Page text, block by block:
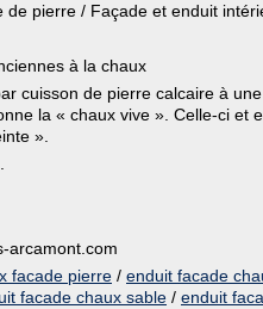
de pierre / Façade et enduit
à la chaux
cuisson de pierre calcaire à
la « chaux vive ». Celle-ci et
».
arcamont.com
facade pierre / enduit facade
facade chaux sable / enduit